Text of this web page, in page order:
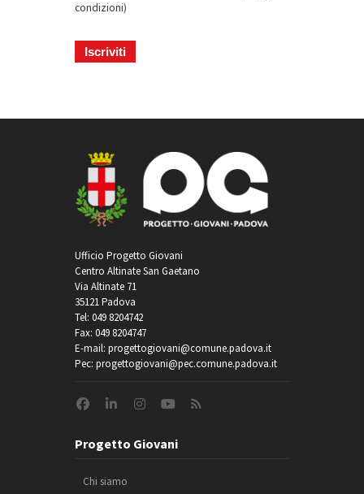
condizioni)
Ufficio Progetto Giovani
Centro Altinate San Gaetano
Via Altinate 71
35121 Padova
Tel: 049 8204742
Fax: 049 8204747
E-mail: progettogiovani@comune.padova.it
Pec: progettogiovani@pec.comune.padova.it
Progetto Giovani
Chi siamo